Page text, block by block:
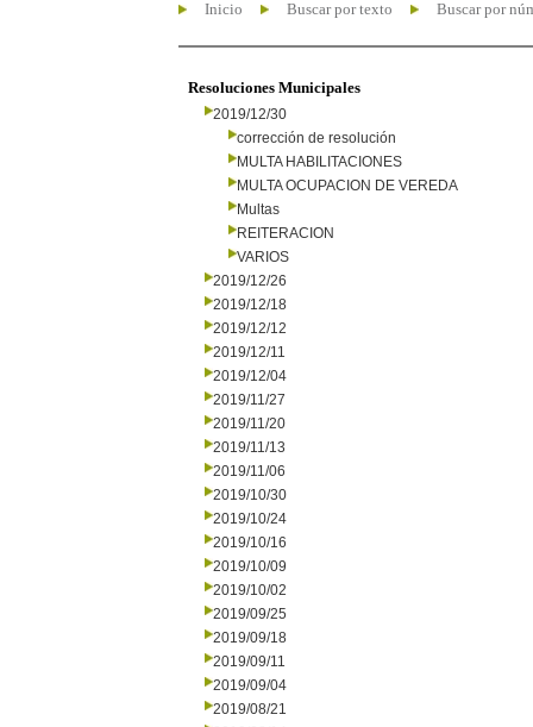
Inicio Buscar por texto Buscar por
Resoluciones Municipales
2019/12/30
corrección de resolución
MULTA HABILITACIONES
MULTA OCUPACION DE VEREDA
Multas
REITERACION
VARIOS
2019/12/26
2019/12/18
2019/12/12
2019/12/11
2019/12/04
2019/11/27
2019/11/20
2019/11/13
2019/11/06
2019/10/30
2019/10/24
2019/10/16
2019/10/09
2019/10/02
2019/09/25
2019/09/18
2019/09/11
2019/09/04
2019/08/21